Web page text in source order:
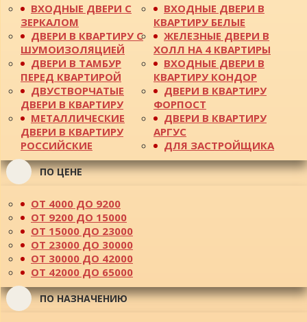
ВХОДНЫЕ ДВЕРИ С
ЗЕРКАЛОМ
ДВЕРИ В КВАРТИРУ С
ШУМОИЗОЛЯЦИЕЙ
ДВЕРИ В ТАМБУР
ПЕРЕД КВАРТИРОЙ
ДВУСТВОРЧАТЫЕ
ДВЕРИ В КВАРТИРУ
МЕТАЛЛИЧЕСКИЕ
ДВЕРИ В КВАРТИРУ
РОССИЙСКИЕ
ВХОДНЫЕ ДВЕРИ В
КВАРТИРУ БЕЛЫЕ
ЖЕЛЕЗНЫЕ ДВЕРИ В
ХОЛЛ НА 4 КВАРТИРЫ
ВХОДНЫЕ ДВЕРИ В
КВАРТИРУ КОНДОР
ДВЕРИ В КВАРТИРУ
ФОРПОСТ
ДВЕРИ В КВАРТИРУ
АРГУС
ДЛЯ ЗАСТРОЙЩИКА
ПО ЦЕНЕ
ОТ 4000 ДО 9200
ОТ 9200 ДО 15000
ОТ 15000 ДО 23000
ОТ 23000 ДО 30000
ОТ 30000 ДО 42000
ОТ 42000 ДО 65000
ПО НАЗНАЧЕНИЮ